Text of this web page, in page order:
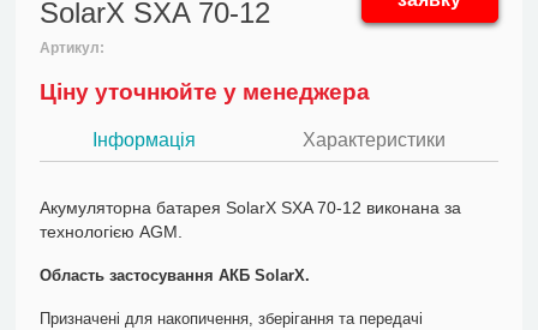
SolarX SXA 70-12
Артикул:
Ціну уточнюйте у менеджера
Інформація Характеристики
Акумуляторна батарея SolarX SXA 70-12 виконана за
технологією AGM.
Область застосування АКБ SolarX.
Призначені для накопичення, зберігання та передачі